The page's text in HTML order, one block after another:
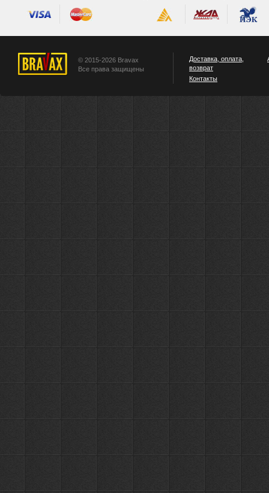
© 2015-2026 Bravax
Все права защищены
Доставка, оплата,
возврат
Контакты